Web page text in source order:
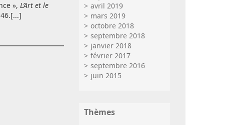
», L’Art et le
avril 2019
mars 2019
octobre 2018
septembre 2018
janvier 2018
février 2017
septembre 2016
juin 2015
Thèmes